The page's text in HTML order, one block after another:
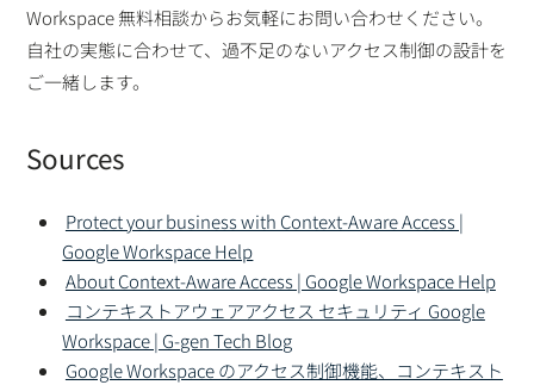
Workspace 無料相談からお気軽にお問い合わせください。
自社の実態に合わせて、過不足のないアクセス制御の設計を
ご一緒します。
Sources
Protect your business with Context-Aware Access |
Google Workspace Help
About Context-Aware Access | Google Workspace Help
コンテキストアウェアアクセス セキュリティ Google
Workspace | G-gen Tech Blog
Google Workspace のアクセス制御機能、コンテキスト